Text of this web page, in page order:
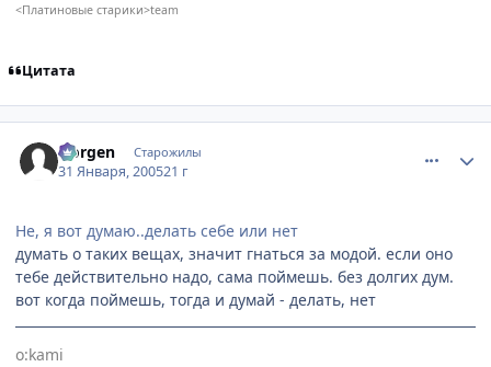
<Платиновые старики>team
Цитата
Norgen Старожилы
31 Января, 200521 г
Не, я вот думаю..делать себе или нет
думать о таких вещах, значит гнаться за модой. если оно
тебе действительно надо, сама поймешь. без долгих дум.
вот когда поймешь, тогда и думай - делать, нет
o:kami